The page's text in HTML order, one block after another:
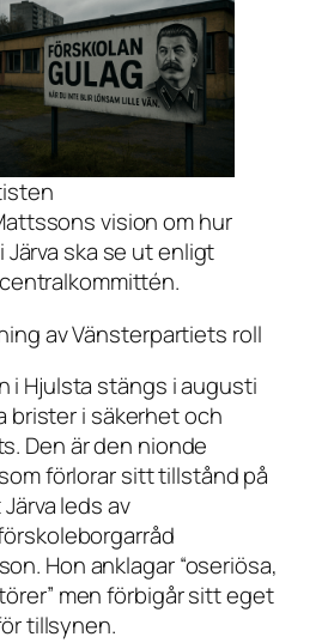
vision om hur
Järva ska se ut enligt
av Vänsterpartiets roll
i Hjulsta stängs i augusti
brister i säkerhet och
Den är den nionde
förlorar sitt tillstånd på
leds av
Hon anklagar “oseriösa,
men förbigår sitt eget
tillsynen.